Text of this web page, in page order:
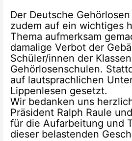
Der Deutsche
zudem auf ein wichtiges
Thema aufmerksam
damalige Verbot der
Schüler/innen der
Gehörlosenschulen.
auf lautsprachlichen
Lippenlesen gesetzt.
Wir bedanken uns
Präsident Ralph Raule
für die Aufarbeitung und
dieser belastenden